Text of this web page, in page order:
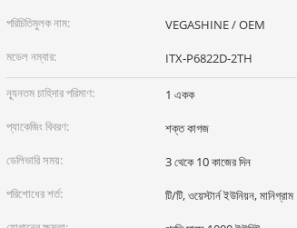
পরিচিতিমুলক নাম:
VEGASHINE / OEM
মডেল নম্বার:
ITX-P6822D-2TH
ন্যূনতম চাহিদার পরিমাণ:
1 একক
প্যাকেজিং বিবরণ:
শক্ত কাগজ
ডেলিভারি সময়:
3 থেকে 10 কাজের দিন
পরিশোধের শর্ত:
টি/টি, ওয়েস্টার্ন ইউনিয়ন, মানিগ্রাম